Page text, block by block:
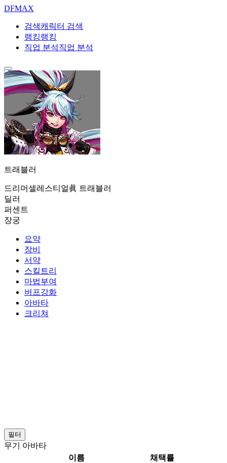
DFMAX
검색캐릭터 검색
랭킹랭킹
직업 분석직업 분석
트래블러
드리머셀레스티얼眞 트래블러
딜러
퍼센트
장궁
요약
장비
서약
스킬트리
마법부여
버프강화
아바타
크리쳐
필터
무기 아바타
이름
채택률